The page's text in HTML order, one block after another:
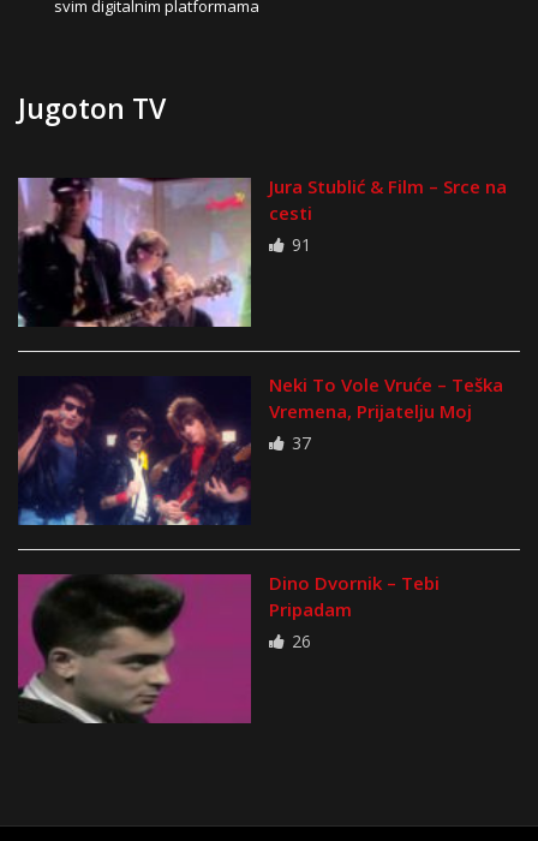
svim digitalnim platformama
Jugoton TV
Jura Stublić & Film – Srce na
cesti
91
Neki To Vole Vruće – Teška
Vremena, Prijatelju Moj
37
Dino Dvornik – Tebi
Pripadam
26